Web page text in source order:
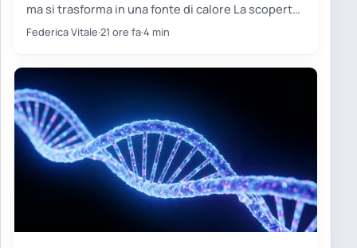
ma si trasforma in una fonte di calore La scoperta
nata…
Federica Vitale·21 ore fa·4 min